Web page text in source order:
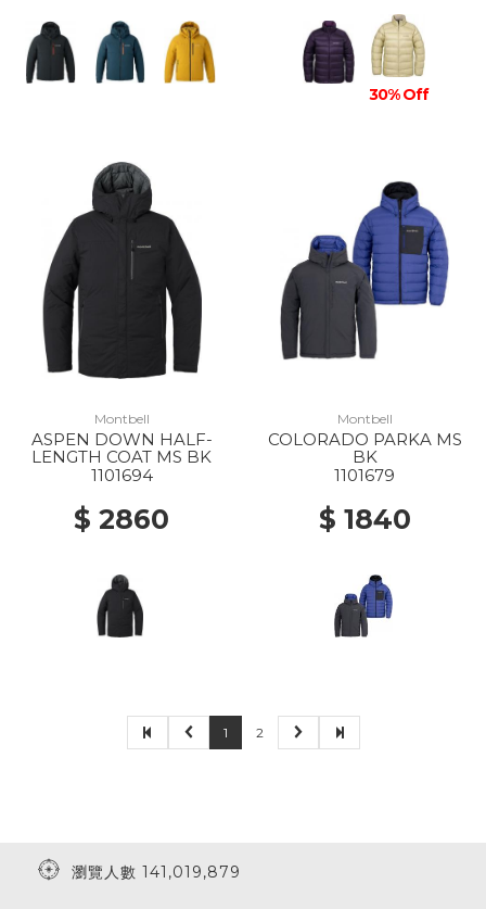
30% Off
Montbell
ASPEN DOWN HALF-
LENGTH COAT MS BK
1101694
$ 2860
Montbell
COLORADO PARKA MS
BK
1101679
$ 1840
1 2
瀏覽人數 141,019,879